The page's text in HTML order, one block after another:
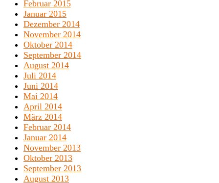
Februar 2015
Januar 2015
Dezember 2014
November 2014
Oktober 2014
September 2014
August 2014
Juli 2014
Juni 2014
Mai 2014
April 2014
März 2014
Februar 2014
Januar 2014
November 2013
Oktober 2013
September 2013
August 2013